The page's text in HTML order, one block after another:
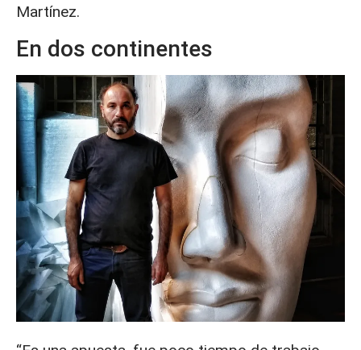
Martínez.
En dos continentes